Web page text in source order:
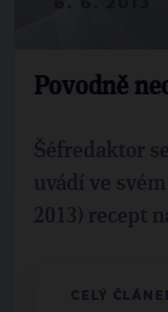
Povodně
Šéfredaktor
uvádí ve
2013) recept
CELÝ